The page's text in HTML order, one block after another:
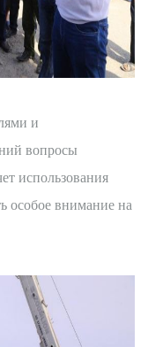
и
вопросы
использования
особое внимание на